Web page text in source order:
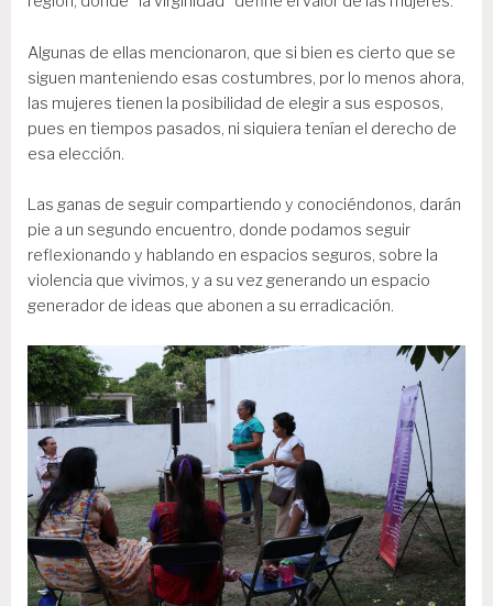
Algunas de ellas mencionaron, que si bien es cierto que se
siguen manteniendo esas costumbres, por lo menos ahora,
las mujeres tienen la posibilidad de elegir a sus esposos,
pues en tiempos pasados, ni siquiera tenían el derecho de
esa elección.
Las ganas de seguir compartiendo y conociéndonos, darán
pie a un segundo encuentro, donde podamos seguir
reflexionando y hablando en espacios seguros, sobre la
violencia que vivimos, y a su vez generando un espacio
generador de ideas que abonen a su erradicación.